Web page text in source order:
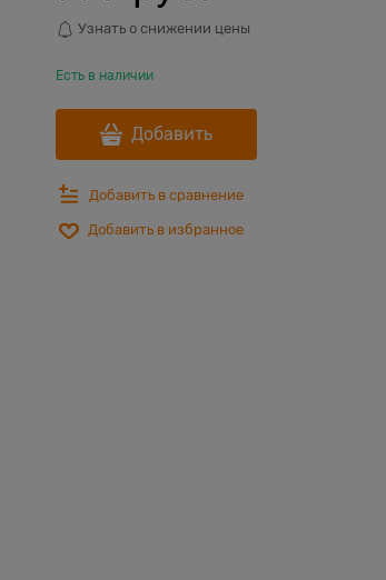
Узнать о снижении цены
Есть в наличии
Добавить
Добавить в сравнение
Добавить в избранное